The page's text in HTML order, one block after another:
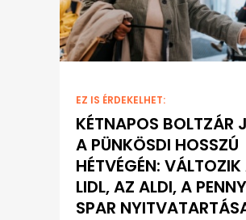
EZ IS ÉRDEKELHET:
KÉTNAPOS BOLTZÁR
A PÜNKÖSDI HOSSZÚ
HÉTVÉGÉN:
LIDL, AZ ALDI, A
SPAR